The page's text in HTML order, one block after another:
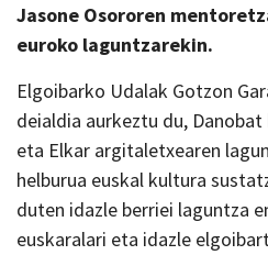
Jasone Osororen
euroko laguntzarekin.
Elgoibarko Udalak Gotzon
deialdia aurkeztu du,
eta Elkar argitaletxearen
helburua euskal kultura
duten idazle berriei laguntza
euskaralari eta idazle